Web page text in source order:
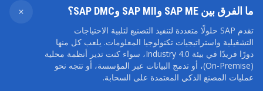
ما الفرق بين SAP ME وSAP MII وSAP DMC؟
تقدم SAP حلولًا متعددة لتنفيذ التصنيع لتلبية الاحتياجات
التشغيلية واستراتيجيات تكنولوجيا المعلومات. يلعب كل منها
دورًا فريدًا في بيئة Industry 4.0، سواء كنت تدير أنظمة محلية
(On-Premise)، أو تدمج البيانات عبر المؤسسة، أو تتجه نحو
عمليات المصنع الذكي المعتمدة على السحابة.